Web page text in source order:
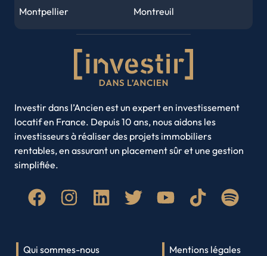
Saint-Denis
Nancy
Montpellier
Montreuil
Noisy-le-Grand
Saint-Etienne
Toulon
Toulouse
Villeurbanne
Amiens
Brest
Clermont-Ferrand
Limoges
Roubaix
Saint-Denis
Investir dans l’Ancien est un expert en investissement
locatif en France. Depuis 10 ans, nous aidons les
investisseurs à réaliser des projets immobiliers
rentables, en assurant un placement sûr et une gestion
simplifiée.
Qui sommes-nous Mentions légales